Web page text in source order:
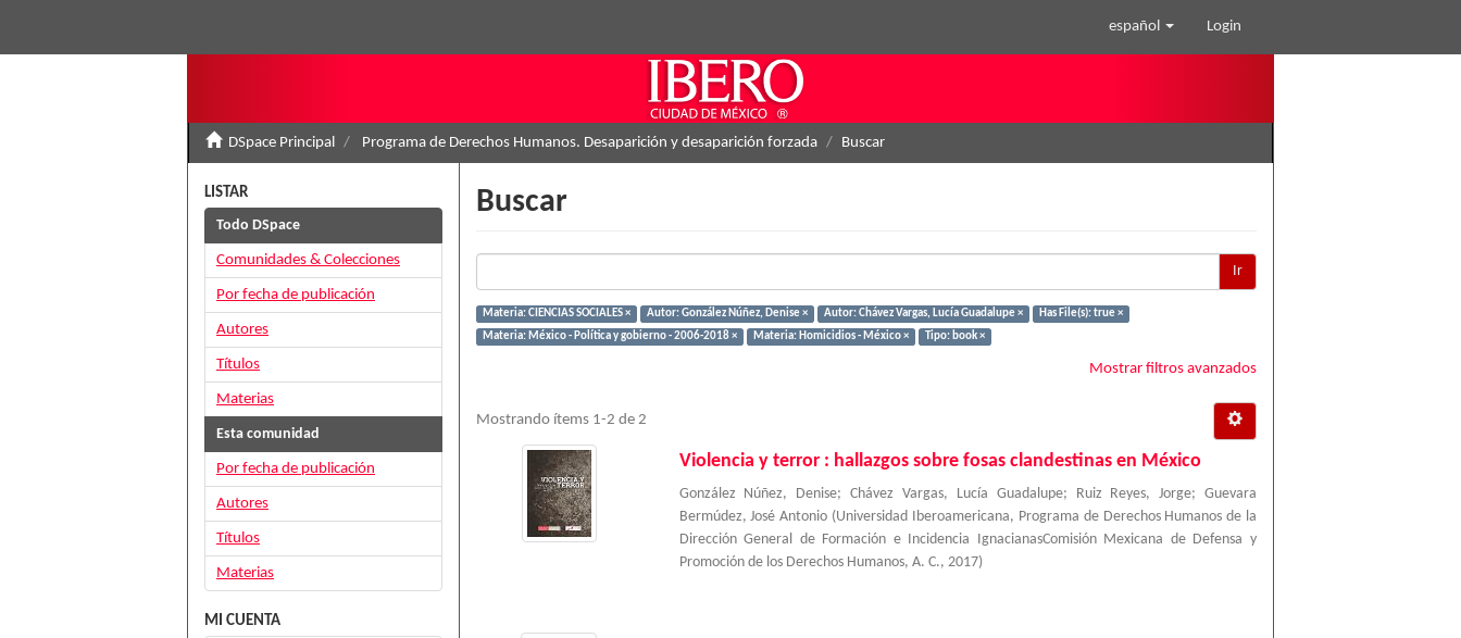
español Login
DSpace Principal Programa de Derechos Humanos. Desaparición y desaparición forzada Buscar
Buscar
Ir
Materia: CIENCIAS SOCIALES × Autor: González Núñez, Denise × Autor: Chávez Vargas, Lucía Guadalupe ×
Has File(s): true ×
Materia: México - Política y gobierno - 2006-2018 ×
Materia: Homicidios - México × Tipo: book ×
Mostrar filtros avanzados
Mostrando ítems 1-2 de 2
Violencia y terror : hallazgos sobre fosas clandestinas en México
González Núñez, Denise;Chávez Vargas, Lucía Guadalupe; Ruiz Reyes, Jorge;Guevara
Bermúdez, José Antonio (Universidad Iberoamericana, Programa de Derechos Humanos de la
Dirección General de Formación e Incidencia IgnacianasComisión Mexicana de Defensa y
Promoción de los Derechos Humanos, A. C., 2017)
LISTAR
Todo DSpace
Comunidades & Colecciones
Por fecha de publicación
Autores
Títulos
Materias
Esta comunidad
Por fecha de publicación
Autores
Títulos
Materias
MI CUENTA